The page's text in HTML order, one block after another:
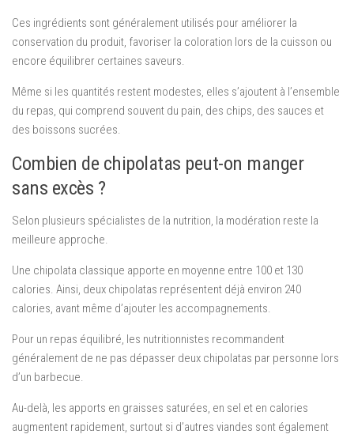
Ces ingrédients sont généralement utilisés pour améliorer la
conservation du produit, favoriser la coloration lors de la cuisson ou
encore équilibrer certaines saveurs.
Même si les quantités restent modestes, elles s’ajoutent à l’ensemble
du repas, qui comprend souvent du pain, des chips, des sauces et
des boissons sucrées.
Combien de chipolatas peut-on manger
sans excès ?
Selon plusieurs spécialistes de la nutrition, la modération reste la
meilleure approche.
Une chipolata classique apporte en moyenne entre 100 et 130
calories. Ainsi, deux chipolatas représentent déjà environ 240
calories, avant même d’ajouter les accompagnements.
Pour un repas équilibré, les nutritionnistes recommandent
généralement de ne pas dépasser deux chipolatas par personne lors
d’un barbecue.
Au-delà, les apports en graisses saturées, en sel et en calories
augmentent rapidement, surtout si d’autres viandes sont également